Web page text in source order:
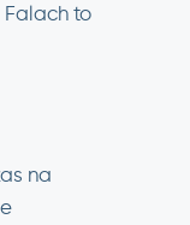
Falach to
na